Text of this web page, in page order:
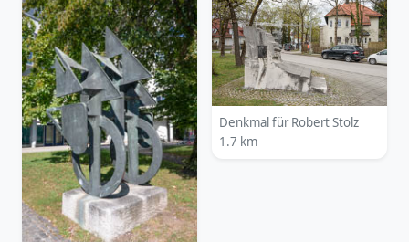
Denkmal für Robert Stolz
1.7 km